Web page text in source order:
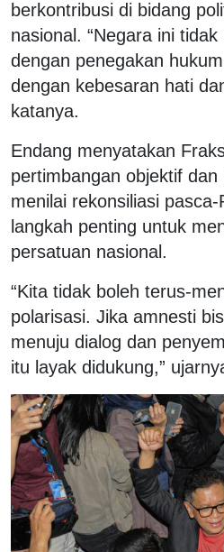
berkontribusi di bidang
nasional. “Negara ini
dengan penegakan
dengan kebesaran hati
katanya.
Endang menyatakan
pertimbangan objektif
menilai rekonsiliasi
langkah penting untuk
persatuan nasional.
“Kita tidak boleh terus-
polarisasi. Jika amnesti
menuju dialog dan
itu layak didukung,”